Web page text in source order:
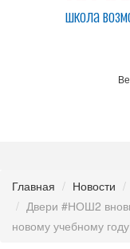
школа
Главная Новости
Двери #НОШ2
новому учебному